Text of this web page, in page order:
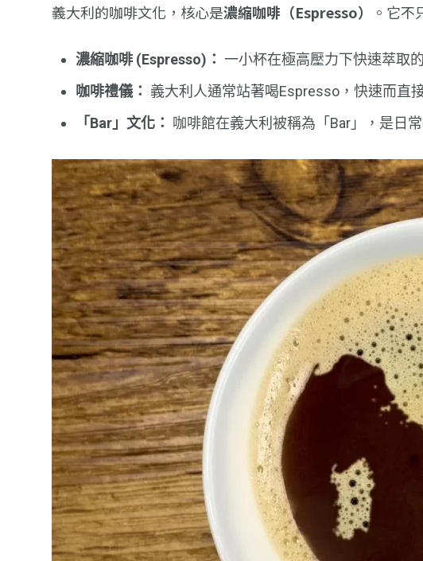
義大利的咖啡文化，核心是濃縮咖啡（Espresso） 。它
濃縮咖啡 (Espresso)： 一小杯在極高壓力下快速萃取
咖啡禮儀： 義大利人通常站著喝Espresso，快速而直
「Bar」文化： 咖啡館在義大利被稱為「Bar」，是日